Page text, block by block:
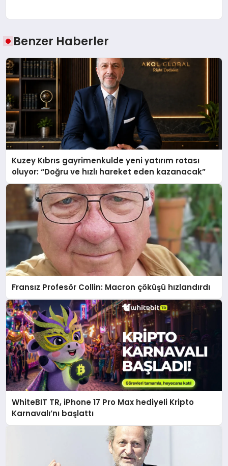
Benzer Haberler
Kuzey Kıbrıs gayrimenkulde yeni yatırım rotası
oluyor: “Doğru ve hızlı hareket eden kazanacak”
Fransız Profesör Collin: Macron çöküşü hızlandırdı
WhiteBIT TR, iPhone 17 Pro Max hediyeli Kripto
Karnavalı’nı başlattı